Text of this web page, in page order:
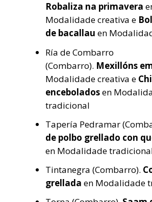
Robaliza na primavera
Modalidade creativa e
de bacallau en
Ría de Combarro
(Combarro). Mexillóns
Modalidade creativa e
enceboladosen
tradicional
Tapería Pedramar
de polbo grellado con
en Modalidade
Tintanegra (Combarro).
grellada en Modalidade